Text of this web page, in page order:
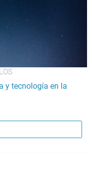
y tecnología en la